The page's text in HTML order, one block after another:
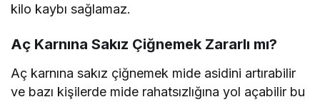
kilo kaybı sağlamaz.
Aç Karnına Sakız Çiğnemek Zararlı mı?
Aç karnına sakız çiğnemek mide asidini artırabilir
ve bazı kişilerde mide rahatsızlığına yol açabilir bu